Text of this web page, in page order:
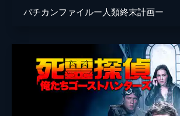
バチカンファイルー人類終末計画ー